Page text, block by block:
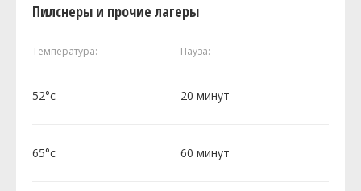
Пилснеры и прочие лагеры
Температура: Пауза:
52°c 20 минут
65°c 60 минут